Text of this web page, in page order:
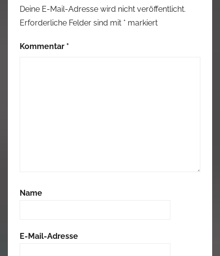
Deine E-Mail-Adresse wird nicht veröffentlicht.
Erforderliche Felder sind mit * markiert
Kommentar *
Name
E-Mail-Adresse